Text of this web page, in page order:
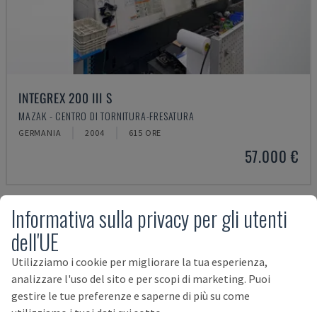
INTEGREX 200 III S
MAZAK - CENTRO DI TORNITURA-FRESATURA
GERMANIA 2004 615 ORE
57.000 €
Informativa sulla privacy per gli utenti
dell'UE
Utilizziamo i cookie per migliorare la tua esperienza,
analizzare l'uso del sito e per scopi di marketing. Puoi
gestire le tue preferenze e saperne di più su come